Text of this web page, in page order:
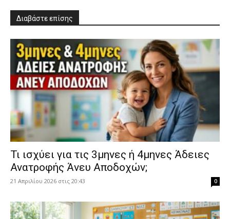
Διαβάστε επίσης
​Τι ισχύει για τις 3μηνες ή 4μηνες Άδειες
Ανατροφής Άνευ Αποδοχών;
21 Απριλίου 2026 στις 20:43 0